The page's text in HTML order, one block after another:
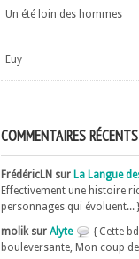
Un été loin des hommes
Euy
COMMENTAIRES RÉCENTS
FrédéricLN sur La Langue
Effectivement une histoire
personnages qui évoluent...
molik sur Alyte
{ Cette
bouleversante, Mon coup